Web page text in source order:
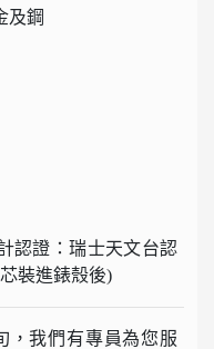
鋼
證：瑞士天文台認
裝進錶殼後)
，我們有專員為您服